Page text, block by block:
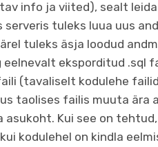
info ja viited), sealt
tuleks luua uus
tuleks äsja loodud
eelnevalt eksporditud .sql
(tavaliselt kodulehe
taolises failis muuta ära
asukoht. Kui see on
kodulehel on kindla